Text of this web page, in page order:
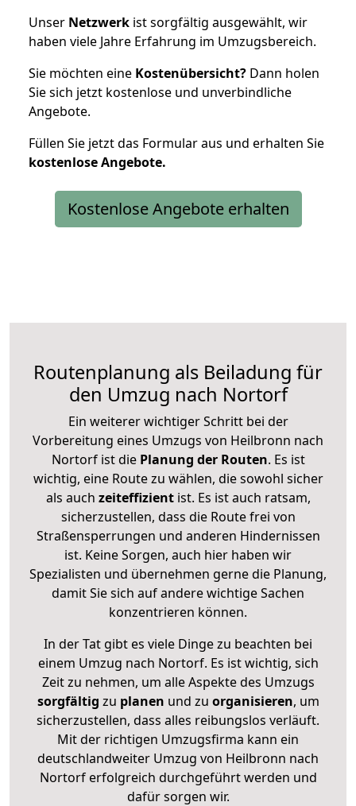
Unser Netzwerk ist sorgfältig ausgewählt, wir
haben viele Jahre Erfahrung im Umzugsbereich.
Sie möchten eine Kostenübersicht? Dann holen
Sie sich jetzt kostenlose und unverbindliche
Angebote.
Füllen Sie jetzt das Formular aus und erhalten Sie
kostenloseAngebote.
Kostenlose Angebote erhalten
Routenplanung als Beiladung für
den Umzug nach Nortorf
Ein weiterer wichtiger Schritt bei der
Vorbereitung eines Umzugs von Heilbronn nach
Nortorf ist diePlanung der Routen. Es ist
wichtig, eine Route zu wählen, die sowohl sicher
als auch zeiteffizientist. Es ist auch ratsam,
sicherzustellen, dass die Route frei von
Straßensperrungen und anderen Hindernissen
ist. Keine Sorgen, auch hier haben wir
Spezialisten und übernehmen gerne die Planung,
damit Sie sich auf andere wichtige Sachen
konzentrieren können.
In der Tat gibt es viele Dinge zu beachten bei
einem Umzug nach Nortorf. Es ist wichtig, sich
Zeit zu nehmen, um alle Aspekte des Umzugs
sorgfältig zu planen und zu organisieren, um
sicherzustellen, dass alles reibungslos verläuft.
Mit der richtigen Umzugsfirma kann ein
deutschlandweiter Umzug von Heilbronn nach
Nortorf erfolgreich durchgeführt werden und
dafür sorgen wir.